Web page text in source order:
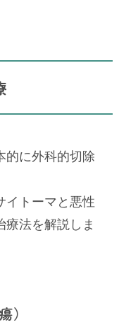
的に外科的切除
イトーマと悪性
療法を解説しま
）